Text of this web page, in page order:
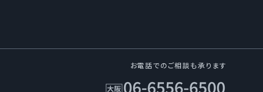
お電話でのご相談も承ります